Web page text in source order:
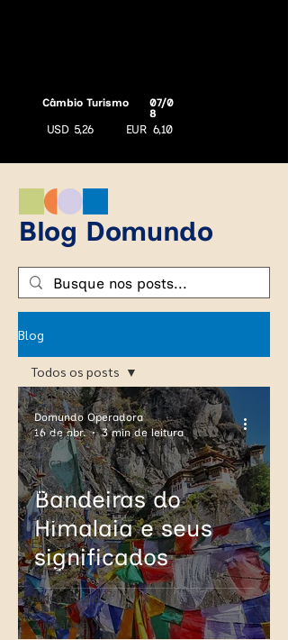
Câmbio Turismo
USD 5,26 EUR
07/0
8
6,10
Blog Domundo
Blog
Todos os posts
Europa
África
Holanda
Bélgica
Espanha
Tunísia
África do Sul
Zimbabwe
Todos os posts
Bandeiras do
Himalaia e seus
significados
Domundo Operadora
16 de abr.
3 min de leitura